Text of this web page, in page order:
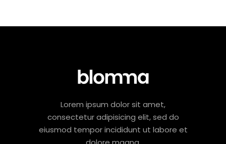
Lorem ipsum dolor sit amet,
consectetur adipisicing elit, sed do
eiusmod tempor incididunt ut labore et